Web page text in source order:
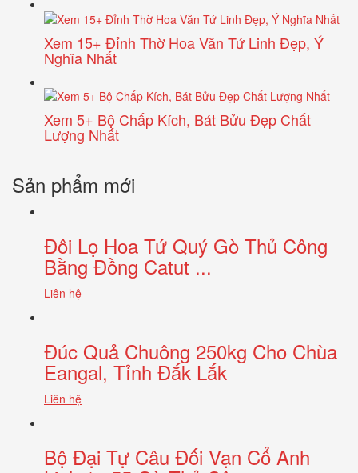
Xem 15+ Đỉnh Thờ Hoa Văn Tứ Linh Đẹp, Ý
Nghĩa Nhất
Xem 5+ Bộ Chấp Kích, Bát Bửu Đẹp Chất
Lượng Nhất
Sản phẩm mới
Đôi Lọ Hoa Tứ Quý Gò Thủ Công
Bằng Đồng Catut ...
Liên hệ
Đúc Quả Chuông 250kg Cho Chùa
Eangal, Tỉnh Đắk Lắk
Liên hệ
Bộ Đại Tự Câu Đối Vạn Cổ Anh